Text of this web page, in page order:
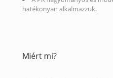
hatékonyan alkalmazzuk.
Miért mi?